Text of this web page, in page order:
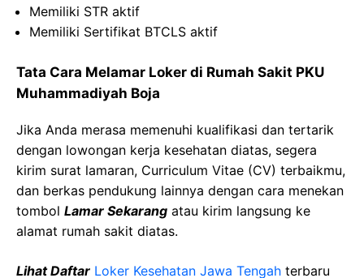
Memiliki STR aktif
Memiliki Sertifikat BTCLS aktif
Tata Cara Melamar Loker di Rumah Sakit PKU
Muhammadiyah Boja
Jika Anda merasa memenuhi kualifikasi dan tertarik
dengan lowongan kerja kesehatan diatas, segera
kirim surat lamaran, Curriculum Vitae (CV) terbaikmu,
dan berkas pendukung lainnya dengan cara menekan
tombol Lamar Sekarang atau kirim langsung ke
alamat rumah sakit diatas.
Lihat Daftar Loker Kesehatan Jawa Tengah terbaru